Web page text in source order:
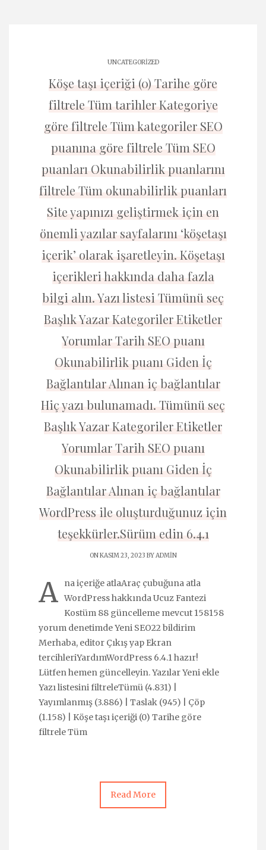
UNCATEGORIZED
Köşe taşı içeriği (0) Tarihe göre
filtrele Tüm tarihler Kategoriye
göre filtrele Tüm kategoriler SEO
puanına göre filtrele Tüm SEO
puanları Okunabilirlik puanlarını
filtrele Tüm okunabilirlik puanları
Site yapınızı geliştirmek için en
önemli yazılar sayfalarını ‘köşetaşı
içerik’ olarak işaretleyin. Köşetaşı
içerikleri hakkında daha fazla
bilgi alın. Yazı listesi Tümünü seç
Başlık Yazar Kategoriler Etiketler
Yorumlar Tarih SEO puanı
Okunabilirlik puanı Giden İç
Bağlantılar Alınan iç bağlantılar
Hiç yazı bulunamadı. Tümünü seç
Başlık Yazar Kategoriler Etiketler
Yorumlar Tarih SEO puanı
Okunabilirlik puanı Giden İç
Bağlantılar Alınan iç bağlantılar
WordPress ile oluşturduğunuz için
teşekkürler.Sürüm edin 6.4.1
ON KASIM 23, 2023 BYADMIN
A
na içeriğe atlaAraç çubuğuna atla
WordPress hakkında Ucuz Fantezi
Kostüm 88 güncelleme mevcut 158158
yorum denetimde Yeni SEO22 bildirim
Merhaba, editor Çıkış yap Ekran
tercihleriYardımWordPress 6.4.1 hazır!
Lütfen hemen güncelleyin. Yazılar Yeni ekle
Yazı listesini filtreleTümü (4.831) |
Yayımlanmış (3.886) | Taslak (945) | Çöp
(1.158) | Köşe taşı içeriği (0) Tarihe göre
filtrele Tüm
Read More